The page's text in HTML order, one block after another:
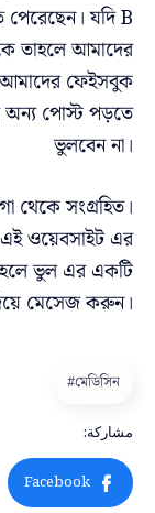
পেরেছেন। যদি B
তাহলে আমাদের
ফেইসবুক
অন্য পোস্ট পড়তে
ভুলবেন না।
থেকে সংগ্রহিত।
ওয়েবসাইট এর
ভুল এর একটি
মেসেজ করুন।